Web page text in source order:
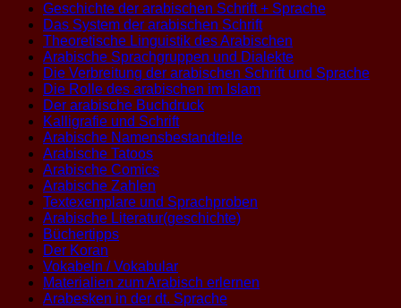
Geschichte der arabischen Schrift + Sprache
Das System der arabischen Schrift
Theoretische Linguistik des Arabischen
Arabische Sprachgruppen und Dialekte
Die Verbreitung der arabischen Schrift und Sprache
Die Rolle des arabischen im Islam
Der arabische Buchdruck
Kalligrafie und Schrift
Arabische Namensbestandteile
Arabische Tatoos
Arabische Comics
Arabische Zahlen
Textexemplare und Sprachproben
Arabische Literatur(geschichte)
Büchertipps
Der Koran
Vokabeln / Vokabular
Materialien zum Arabisch erlernen
Arabesken in der dt. Sprache